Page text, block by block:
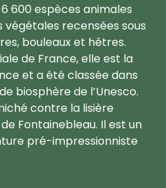
600 espèces animales
recensées sous
bouleaux et hêtres.
de France, elle est la
et a été classée dans
biosphère de l’Unesco.
contre la lisière
Fontainebleau. Il est un
pré-impressionniste